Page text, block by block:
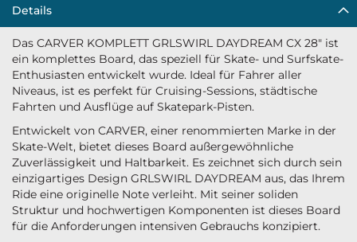
Details
Das CARVER KOMPLETT GRLSWIRL DAYDREAM CX 28" ist
ein komplettes Board, das speziell für Skate- und Surfskate-
Enthusiasten entwickelt wurde. Ideal für Fahrer aller
Niveaus, ist es perfekt für Cruising-Sessions, städtische
Fahrten und Ausflüge auf Skatepark-Pisten.
Entwickelt von CARVER, einer renommierten Marke in der
Skate-Welt, bietet dieses Board außergewöhnliche
Zuverlässigkeit und Haltbarkeit. Es zeichnet sich durch sein
einzigartiges Design GRLSWIRL DAYDREAM aus, das Ihrem
Ride eine originelle Note verleiht. Mit seiner soliden
Struktur und hochwertigen Komponenten ist dieses Board
für die Anforderungen intensiven Gebrauchs konzipiert.